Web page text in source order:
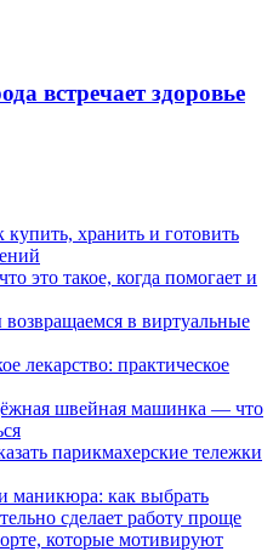
встречает здоровье
хранить и готовить
это такое, когда помогает и
в виртуальные
лекарство: практическое
швейная машинка — что
парикмахерские тележки
маникюра: как выбрать
сделает работу проще
которые мотивируют